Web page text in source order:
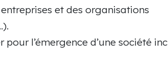
et des organisations
pour l’émergence d’une société